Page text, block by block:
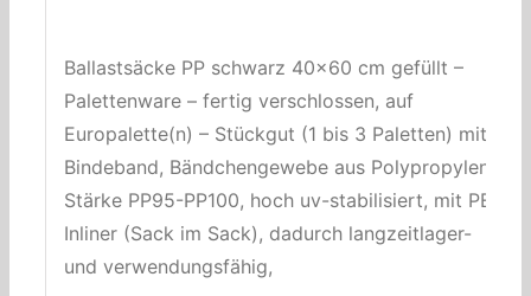
Ballastsäcke PP schwarz 40×60 cm gefüllt –
Palettenware – fertig verschlossen, auf
Europalette(n) – Stückgut (1 bis 3 Paletten) mit
Bindeband, Bändchengewebe aus Polypropylen
Stärke PP95-PP100, hoch uv-stabilisiert, mit PE-
Inliner (Sack im Sack), dadurch langzeitlager-
und verwendungsfähig,